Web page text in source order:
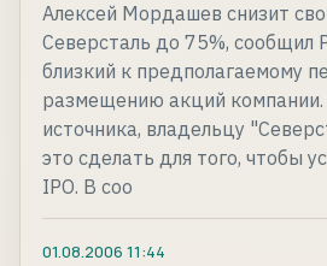
Алексей Мордашев снизит
Северсталь до 75%, сообщил
близкий к предполагаемому
размещению акций компании.
источника, владельцу
это сделать для того, чтобы
IPO. В соо
01.08.2006 11:44